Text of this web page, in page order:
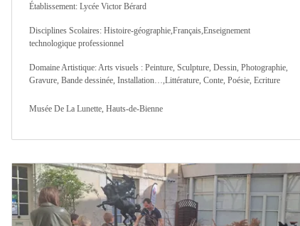
Établissement: Lycée Victor Bérard
Disciplines Scolaires: Histoire-géographie,Français,Enseignement
technologique professionnel
Domaine Artistique: Arts visuels : Peinture, Sculpture, Dessin, Photographie,
Gravure, Bande dessinée, Installation…,Littérature, Conte, Poésie, Ecriture
Musée De La Lunette, Hauts-de-Bienne